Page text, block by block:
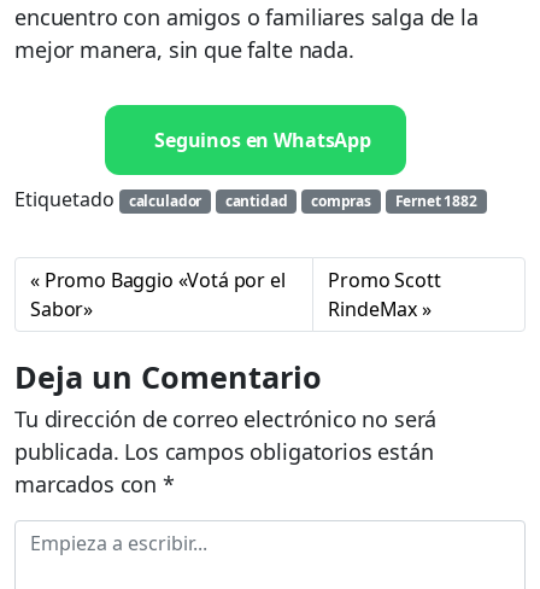
encuentro con amigos o familiares salga de la
mejor manera, sin que falte nada.
Seguinos en WhatsApp
Etiquetado calculador cantidad compras Fernet 1882
Promo Baggio «Votá por el
Sabor»
Promo Scott
RindeMax
Deja un Comentario
Tu dirección de correo electrónico no será
publicada. Los campos obligatorios están
marcados con *